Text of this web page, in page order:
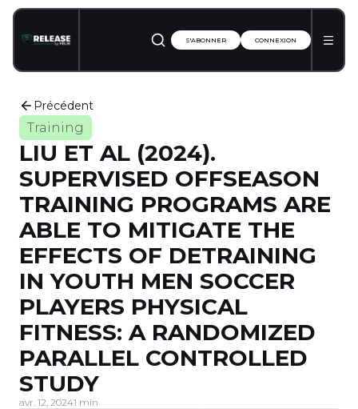
S'ABONNER CONNEXION
Précédent
Training
LIU ET AL (2024).
SUPERVISED OFFSEASON
TRAINING PROGRAMS ARE
ABLE TO MITIGATE THE
EFFECTS OF DETRAINING
IN YOUTH MEN SOCCER
PLAYERS PHYSICAL
FITNESS: A RANDOMIZED
PARALLEL CONTROLLED
STUDY
avr. 12, 20241 min